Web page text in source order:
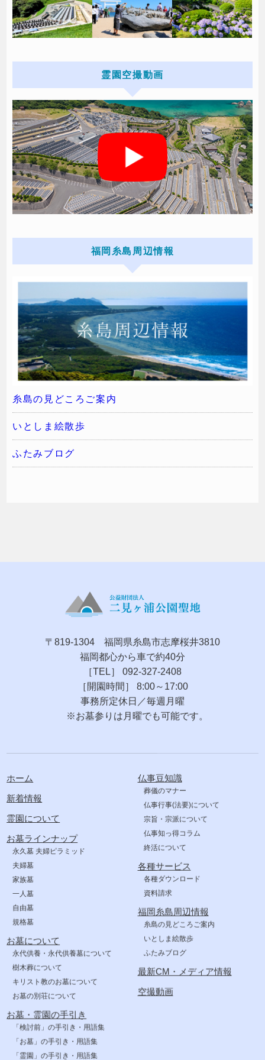
霊園空撮動画
福岡糸島周辺情報
糸島の見どころご案内
いとしま絵散歩
ふたみブログ
〒819-1304 福岡県糸島市志摩桜井3810
福岡都心から車で約40分
［TEL］ 092-327-2408
［開園時間］ 8:00～17:00
事務所定休日／毎週月曜
※お墓参りは月曜でも可能です。
ホーム
新着情報
霊園について
お墓ラインナップ
永久墓 夫婦ピラミッド
夫婦墓
家族墓
一人墓
自由墓
規格墓
お墓について
永代供養・永代供養墓について
樹木葬について
キリスト教のお墓について
お墓の別荘について
お墓・霊園の手引き
「検討前」の手引き・用語集
「お墓」の手引き・用語集
「霊園」の手引き・用語集
仏事豆知識
葬儀のマナー
仏事行事(法要)について
宗旨・宗派について
仏事知っ得コラム
終活について
各種サービス
各種ダウンロード
資料請求
福岡糸島周辺情報
糸島の見どころご案内
いとしま絵散歩
ふたみブログ
最新CM・メディア情報
空撮動画